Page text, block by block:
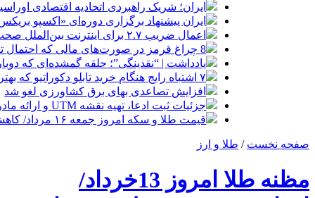
ایران؛ شریک راهبردی اتحادیه اقتصادی
ایران پیشنهاد برگزاری دوره‌ای «اکسپو
اعمال ضریب ۲.۷ برای اینترنت بین‌الملل صحت دارد؟ / واکنش سازمان تنظیم مقررات
8 چراغ قرمز در صورت‌های مالی که احتمال تقلب را آشکار می‌کند
یادداشت | “نقدینگی”؛ حلقه گمشده‌ای که
۷ اشتباه رایج هنگام خرید تابلو دکوراتیو که بهتر است مرتکب نشوید
افزایش تصاعدی بهای برق کشاورزی لغو شد
جزئیات ثبت ادعا، تهیه نقشه UTM و ارائه مادر سند اعلام شد
قیمت طلا و سکه امروز جمعه ۱۶ مرداد/ کاهش قیمت ها+ جدول و جزییات
صفحه نخست / طلا و ارز
مظنه طلا امروز 13خرداد/